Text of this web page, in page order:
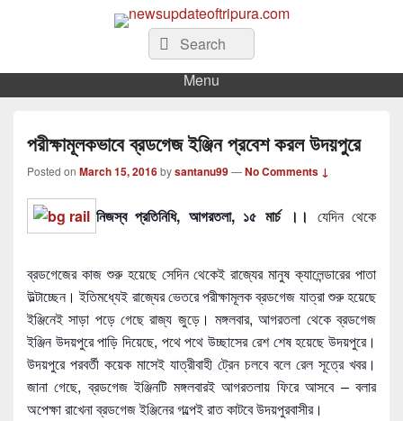
newsupdateoftripura.com
The one & only exceptional Bengali Version online news & infotainment portal
in Tripura.
Search
for:
Search
Menu
পরীক্ষামূলকভাবে ব্রডগেজ ইঞ্জিন প্রবেশ করল উদয়পুরে
Posted on March 15, 2016bysantanu99—No Comments ↓
নিজস্ব প্রতিনিধি, আগরতলা, ১৫ মার্চ ।। যেদিন থেকে
ব্রডগেজের কাজ শুরু হয়েছে সেদিন থেকেই রাজ্যের মানুষ ক্যালেন্ডারের পাতা
উল্টাচ্ছেন। ইতিমধ্যেই রাজ্যের ভেতরে পরীক্ষামূলক ব্রডগেজ যাত্রা শুরু হয়েছে
ইঞ্জিনেই সাড়া পড়ে গেছে রাজ্য জুড়ে। মঙ্গলবার, আগরতলা থেকে ব্রডগেজ
ইঞ্জিন উদয়পুরে পাড়ি দিয়েছে, পথে পথে উচ্ছাসের রেশ শেষ হয়েছে উদয়পুরে।
উদয়পুরে পরবর্তী কয়েক মাসেই যাত্রীবাহী ট্রেন চলবে বলে রেল সূত্রে খবর।
জানা গেছে, ব্রডগেজ ইঞ্জিনটি মঙ্গলবারই আগরতলায় ফিরে আসবে – বলার
অপেক্ষা রাখেনা ব্রডগেজ ইঞ্জিনের গল্পেই রাত কাটবে উদয়পুরবাসীর।